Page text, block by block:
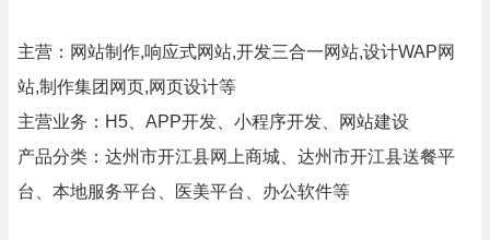
主营：网站制作,响应式网站,开发三合一网站,设计WAP网
站,制作集团网页,网页设计等
主营业务：H5、APP开发、小程序开发、网站建设
产品分类：达州市开江县网上商城、达州市开江县送餐平
台、本地服务平台、医美平台、办公软件等